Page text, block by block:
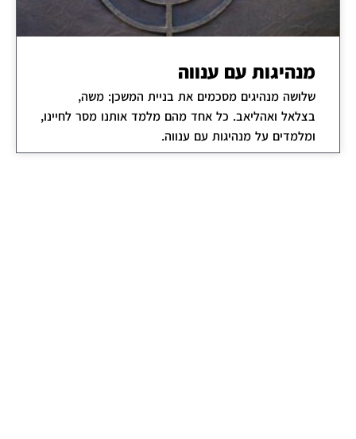
מנהיגות עם ענווה
שלושה מנהיגים מסכמים את בניית המשכן: משה,
בצלאל ואהליאב. כל אחד מהם מלמד אותנו מסר לחיינו,
ומלמדים על מנהיגות עם ענווה.